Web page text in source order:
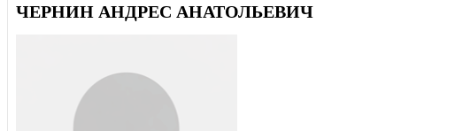
ЧЕРНИН АНДРЕС АНАТОЛЬЕВИЧ